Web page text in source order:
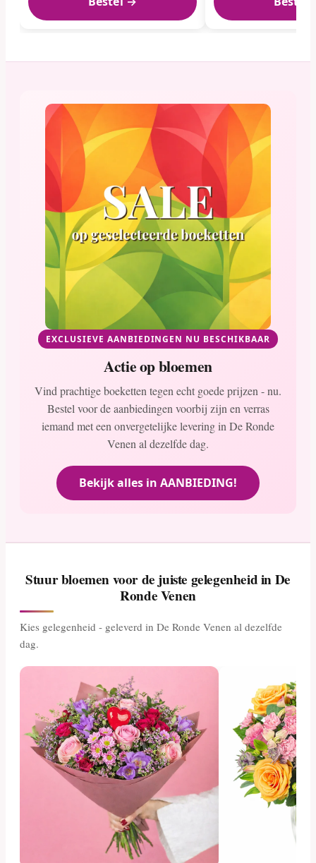
EXCLUSIEVE AANBIEDINGEN NU BESCHIKBAAR
Actie op bloemen
Vind prachtige boeketten tegen echt goede prijzen - nu.
Bestel voor de aanbiedingen voorbij zijn en verras
iemand met een onvergetelijke levering in De Ronde
Venen al dezelfde dag.
Bekijk alles in AANBIEDING!
Stuur bloemen voor de juiste gelegenheid in De
Ronde Venen
Kies gelegenheid - geleverd in De Ronde Venen al dezelfde
dag.